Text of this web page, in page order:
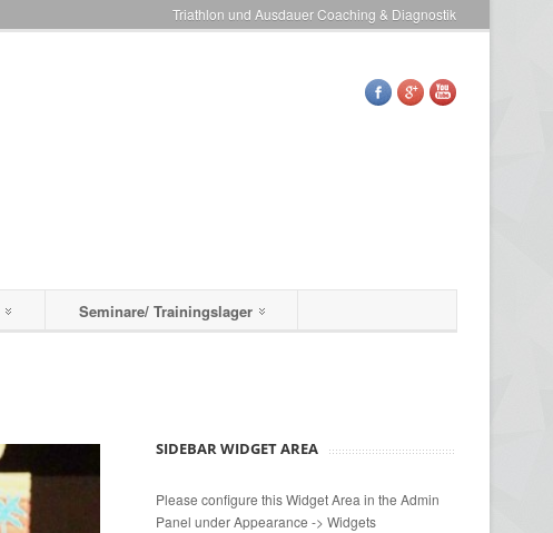
Triathlon und Ausdauer Coaching & Diagnostik
Seminare/ Trainingslager
SIDEBAR WIDGET AREA
Please configure this Widget Area in the Admin
Panel under Appearance -> Widgets